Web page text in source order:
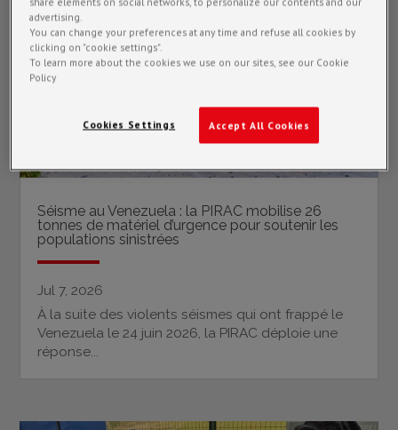
Séisme au Venezuela : la PIRAC mobilise 26
tonnes de matériel d’urgence pour soutenir les
populations sinistrées
Jul 7, 2026
À la suite des violents séismes qui ont frappé le
Venezuela le 24 juin 2026, la PIRAC déploie une
réponse...
advertising.
You can change your preferences at any time and refuse all cookies by
clicking on "cookie settings".
To learn more about the cookies we use on our sites, see our Cookie
Policy
Accept All Cookies
Cookies Settings